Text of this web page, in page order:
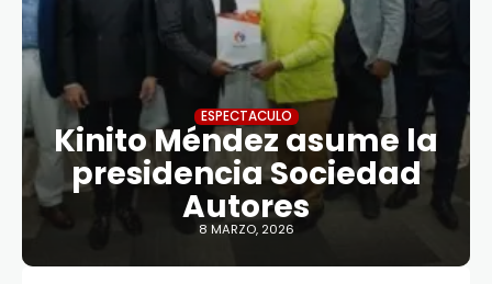
ESPECTACULO
Kinito Méndez asume la
presidencia Sociedad
Autores
8 MARZO, 2026